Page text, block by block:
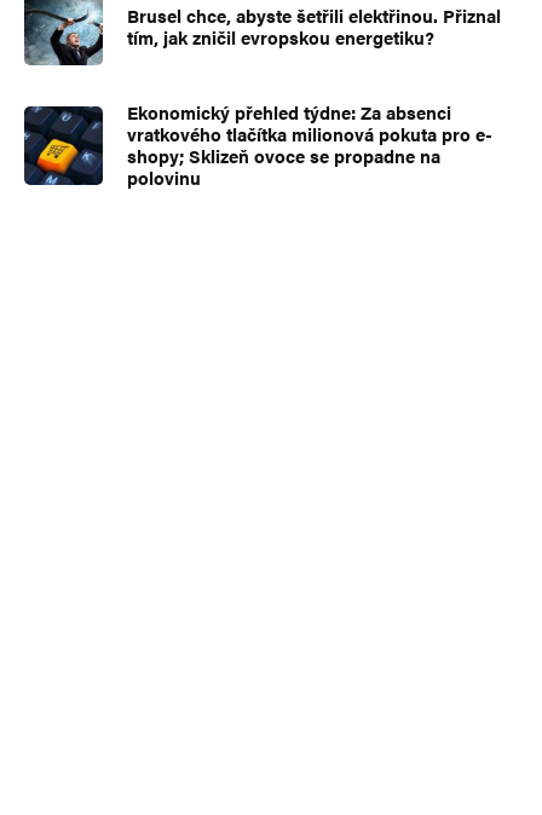
Brusel chce, abyste šetřili elektřinou. Přiznal
tím, jak zničil evropskou energetiku?
Ekonomický přehled týdne: Za absenci
vratkového tlačítka milionová pokuta pro e-
shopy; Sklizeň ovoce se propadne na
polovinu